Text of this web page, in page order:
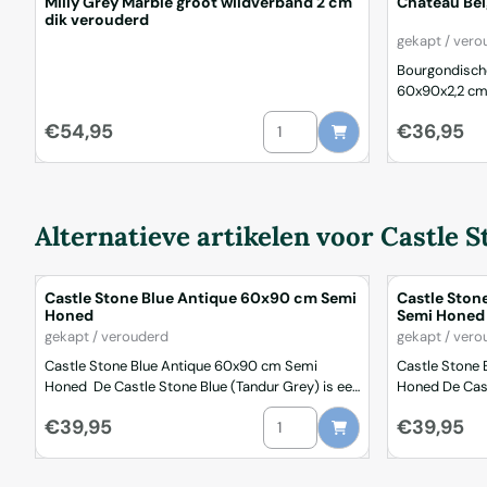
dik verouderd
Prijs: 54,95
€54,95 Aantal kiezen voor Milly Grey
Merk:
gekapt /
60x90x2,2 cm Bourgondische Dallen
Chateau
tegels uit
bestaan uit
tege...
Prijs: 36,95
€36,95
Alternatieve artikelen voorCastle
Castle Stone Blue Antique 60x90 cm Semi
Honed
Merk:
gekapt / verouderd
Castle Stone Blue Antique 60x90 cm Semi
Honed De Castle Stone Blue (Tandur Grey) is een
harde kalsteen uit India. De prachtige
kleurnuances bestaan uit diverse grijs en
grijsblauwe tinten. De breukruwe tegels worden
Prijs: 39,95
€39,95 Aantal kiezen voor Castle
Castle
Semi Honed
Merk:
gekapt /
Castle Stone
Honed De Castle Stone Black is een sfeervolle
makkelijk te
Prijs: 39,95
€39,95